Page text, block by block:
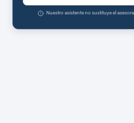
Nuestro asistente no sustituye el